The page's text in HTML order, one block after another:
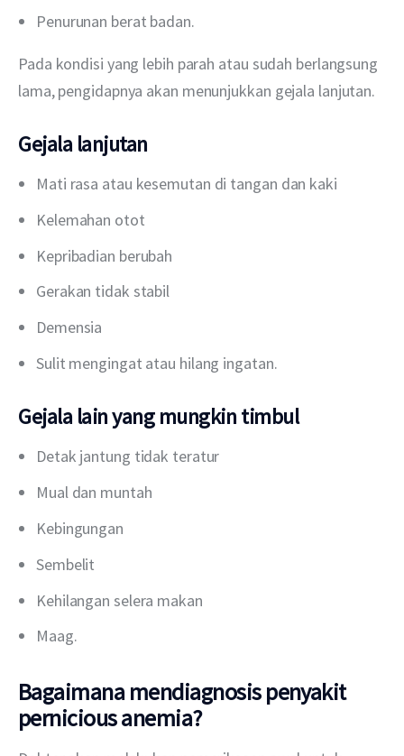
Penurunan berat badan.
Pada kondisi yang lebih parah atau sudah berlangsung
lama, pengidapnya akan menunjukkan gejala lanjutan.
Gejala lanjutan
Mati rasa atau kesemutan di tangan dan kaki
Kelemahan otot
Kepribadian berubah
Gerakan tidak stabil
Demensia
Sulit mengingat atau hilang ingatan.
Gejala lain yang mungkin timbul
Detak jantung tidak teratur
Mual dan muntah
Kebingungan
Sembelit
Kehilangan selera makan
Maag.
Bagaimana mendiagnosis penyakit
pernicious anemia?